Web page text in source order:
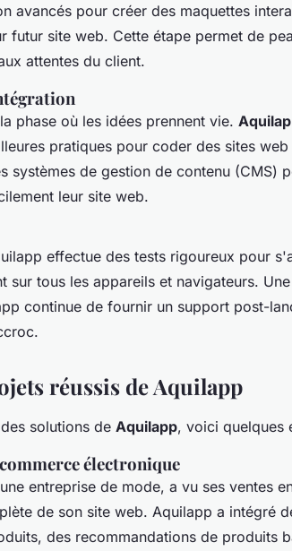
avancés pour créer des maquettes
futur site web. Cette étape permet de
attentes du client.
phase où les idées prennent vie.
pratiques pour coder des sites
systèmes de gestion de contenu (CMS)
leur site web.
effectue des tests rigoureux pour
sur tous les appareils et navigateurs.
continue de fournir un support post-
réussis de Aquilapp
solutions de Aquilapp, voici quelques
électronique
entreprise de mode, a vu ses ventes
de son site web. Aquilapp a intégré
des recommandations de produits